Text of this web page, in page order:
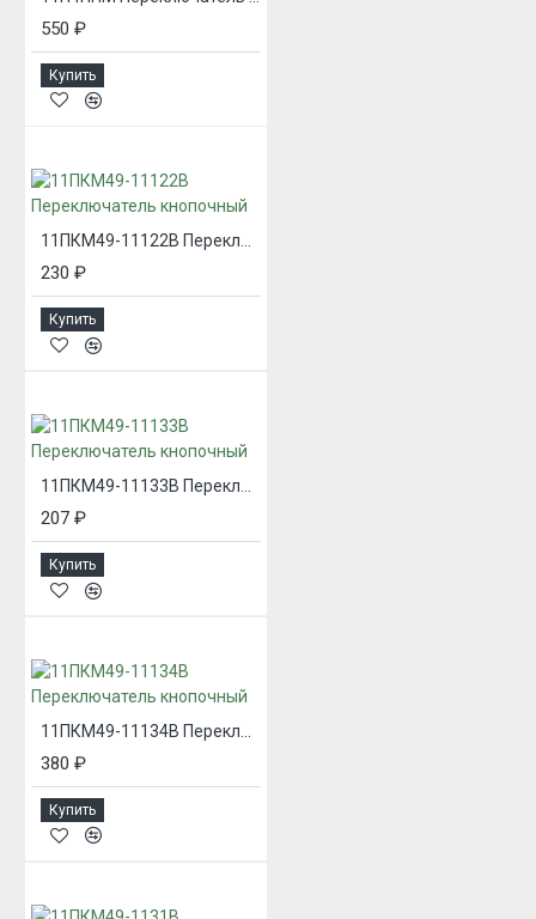
550 ₽
Купить
11ПКМ49-11122В Переключатель кнопочный
230 ₽
Купить
11ПКМ49-11133В Переключатель кнопочный
207 ₽
Купить
380 ₽
Купить